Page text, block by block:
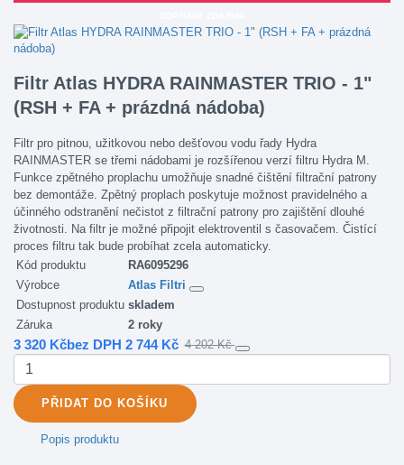
Filtr Atlas HYDRA RAINMASTER TRIO - 1"
(RSH + FA + prázdná nádoba)
Filtr pro pitnou, užitkovou nebo dešťovou vodu řady Hydra
RAINMASTER se třemi nádobami je rozšířenou verzí filtru Hydra M.
Funkce zpětného proplachu umožňuje snadné čištění filtrační patrony
bez demontáže. Zpětný proplach poskytuje možnost pravidelného a
účinného odstranění nečistot z filtrační patrony pro zajištění dlouhé
životnosti. Na filtr je možné připojit elektroventil s časovačem. Čistící
proces filtru tak bude probíhat zcela automaticky.
Kód produktu
RA6095296
Výrobce
Atlas Filtri
Dostupnost produktu skladem
Záruka
2 roky
3 320 Kčbez DPH 2 744 Kč 4 202 Kč
PŘIDAT DO KOŠÍKU
Popis produktu